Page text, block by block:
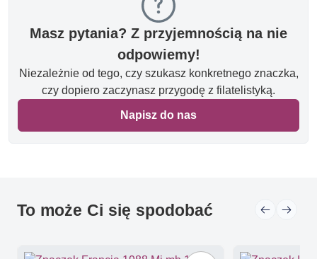
Masz pytania? Z przyjemnością na nie
odpowiemy!
Niezależnie od tego, czy szukasz konkretnego znaczka,
czy dopiero zaczynasz przygodę z filatelistyką.
Napisz do nas
To może Ci się spodobać